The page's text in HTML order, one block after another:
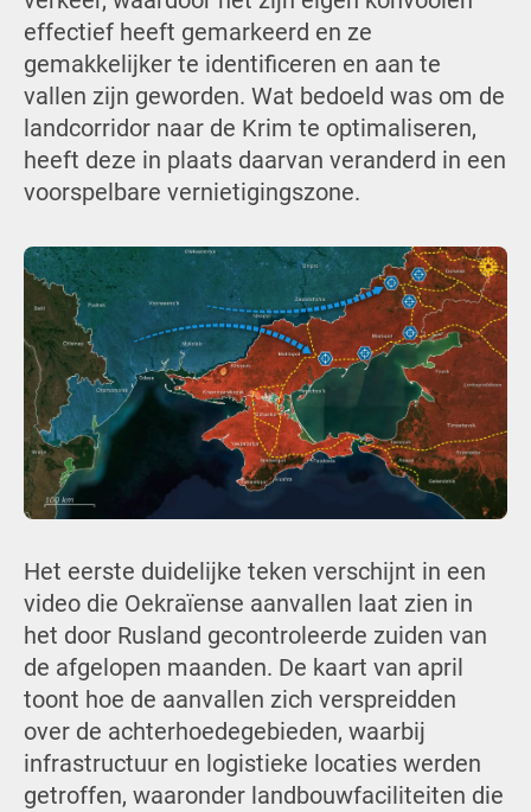
effectief heeft gemarkeerd en ze
gemakkelijker te identificeren en aan te
vallen zijn geworden. Wat bedoeld was om de
landcorridor naar de Krim te optimaliseren,
heeft deze in plaats daarvan veranderd in een
voorspelbare vernietigingszone.
Het eerste duidelijke teken verschijnt in een
video die Oekraïense aanvallen laat zien in
het door Rusland gecontroleerde zuiden van
de afgelopen maanden. De kaart van april
toont hoe de aanvallen zich verspreidden
over de achterhoedegebieden, waarbij
infrastructuur en logistieke locaties werden
getroffen, waaronder landbouwfaciliteiten die